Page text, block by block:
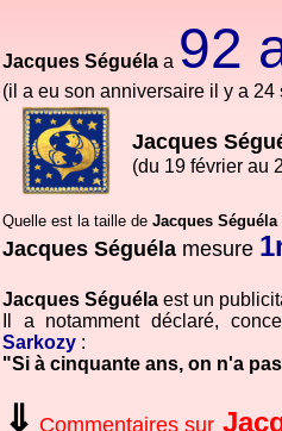
Jacques Séguéla a 92
(il a eu son anniversaire il y a 24
Jacques
(du 19 février au
Quelle est la taille de Jacques Séguéla
Jacques Séguéla mesure
Jacques Séguéla est un
Il a notamment déclaré,
Sarkozy :
"Si à cinquante ans, on n'a
⇓ Commentaires sur